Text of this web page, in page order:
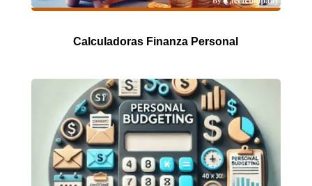
Calculadoras Finanza Personal